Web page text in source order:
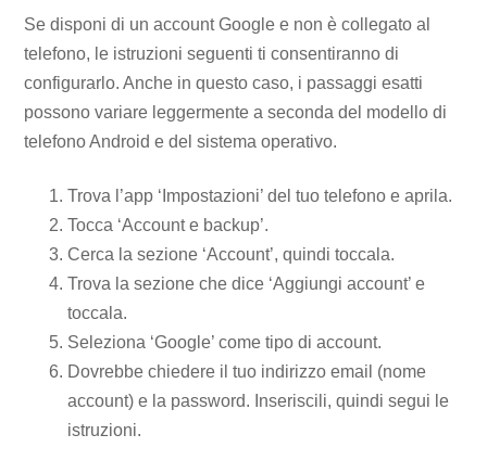
Se disponi di un account Google e non è collegato al
telefono, le istruzioni seguenti ti consentiranno di
configurarlo. Anche in questo caso, i passaggi esatti
possono variare leggermente a seconda del modello di
telefono Android e del sistema operativo.
Trova l’app ‘Impostazioni’ del tuo telefono e aprila.
Tocca ‘Account e backup’.
Cerca la sezione ‘Account’, quindi toccala.
Trova la sezione che dice ‘Aggiungi account’ e
toccala.
Seleziona ‘Google’ come tipo di account.
Dovrebbe chiedere il tuo indirizzo email (nome
account) e la password. Inseriscili, quindi segui le
istruzioni.